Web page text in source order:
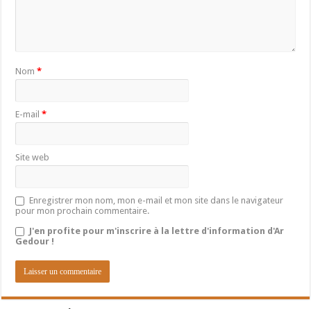
Nom*
E-mail*
Site web
Enregistrer mon nom, mon e-mail et mon site dans le navigateur
pour mon prochain commentaire.
J'en profite pour m'inscrire à la lettre d'information d'Ar
Gedour !